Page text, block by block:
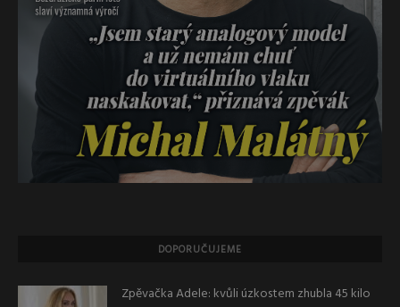
DOPORUČUJEME
Zpěvačka Adele: kvůli úzkostem zhubla 45 kilo